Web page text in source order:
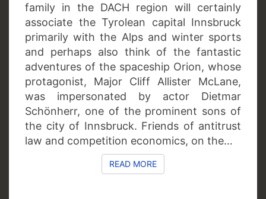
family in the DACH region will certainly
associate the Tyrolean capital Innsbruck
primarily with the Alps and winter sports
and perhaps also think of the fantastic
adventures of the spaceship Orion, whose
protagonist, Major Cliff Allister McLane,
was impersonated by actor Dietmar
Schönherr, one of the prominent sons of
the city of Innsbruck. Friends of antitrust
law and competition economics, on the…
READ MOREREAD MORE